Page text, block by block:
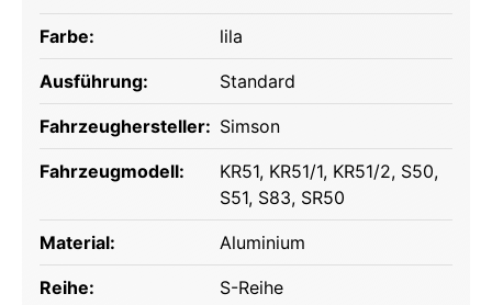
Farbe: lila
Ausführung: Standard
Fahrzeughersteller: Simson
Fahrzeugmodell: KR51, KR51/1, KR51/2, S50,
S51, S83, SR50
Material: Aluminium
Reihe: S-Reihe